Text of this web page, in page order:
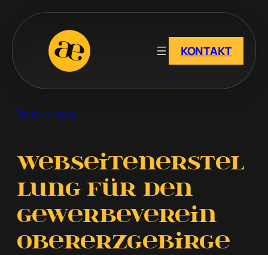
Inhalt
springen
KONTAKT
Referenzen
Webseitenerstel
lung für den
Gewerbeverein
Obererzgebirge